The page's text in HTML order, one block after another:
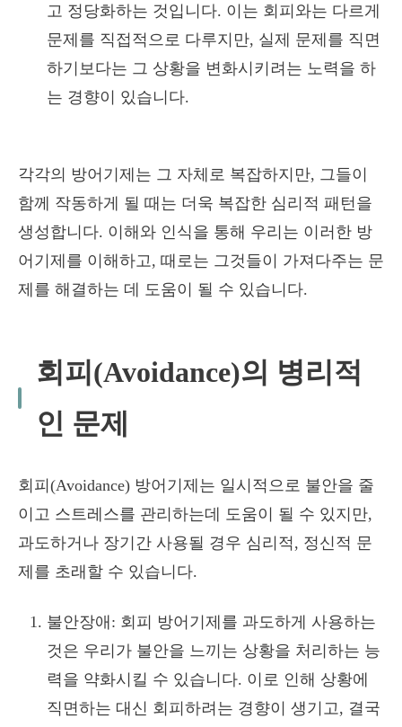
고 정당화하는 것입니다. 이는 회피와는 다르게
문제를 직접적으로 다루지만, 실제 문제를 직면
하기보다는 그 상황을 변화시키려는 노력을 하
는 경향이 있습니다.
각각의 방어기제는 그 자체로 복잡하지만, 그들이
함께 작동하게 될 때는 더욱 복잡한 심리적 패턴을
생성합니다. 이해와 인식을 통해 우리는 이러한 방
어기제를 이해하고, 때로는 그것들이 가져다주는 문
제를 해결하는 데 도움이 될 수 있습니다.
회피(Avoidance)의 병리적
인 문제
회피(Avoidance) 방어기제는 일시적으로 불안을 줄
이고 스트레스를 관리하는데 도움이 될 수 있지만,
과도하거나 장기간 사용될 경우 심리적, 정신적 문
제를 초래할 수 있습니다.
불안장애: 회피 방어기제를 과도하게 사용하는
것은 우리가 불안을 느끼는 상황을 처리하는 능
력을 약화시킬 수 있습니다. 이로 인해 상황에
직면하는 대신 회피하려는 경향이 생기고, 결국